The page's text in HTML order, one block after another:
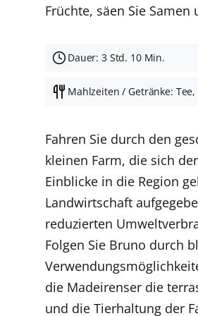
Früchte, säen Sie
Dauer: 3 Std. 10 Min.
Mahlzeiten / Getränke:
Fahren Sie durch den
kleinen Farm, die sich
Einblicke in die Region
Landwirtschaft
reduzierten
Folgen Sie Bruno durch
die Madeirenser die
und die Tierhaltung der